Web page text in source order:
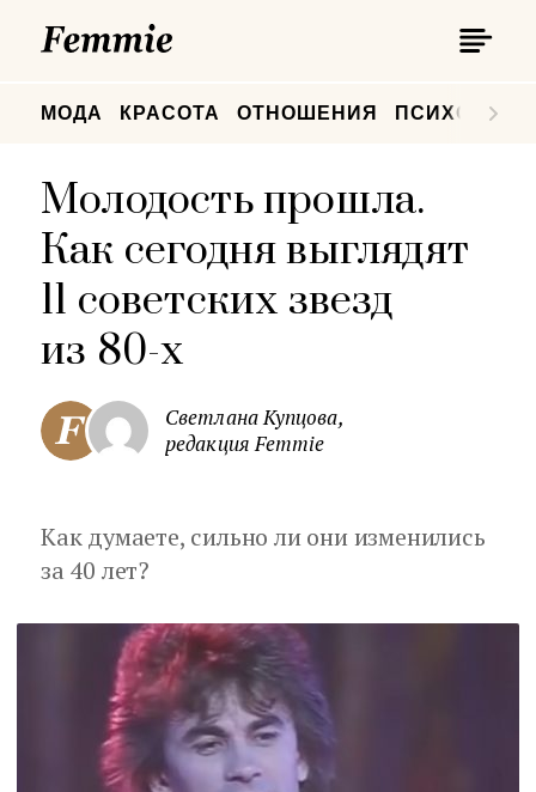
МОДА КРАСОТА ОТНОШЕНИЯ
Молодость прошла.
Как сегодня выглядят
11 советских звезд
из 80-х
Светлана Купцова,
редакция Femmie
Как думаете, сильно ли они изменились
за 40 лет?